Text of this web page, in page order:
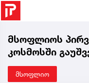
მსოფლიოს
კოსმოსში
მსოფლიო